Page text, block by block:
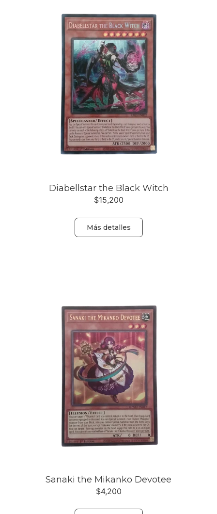
Diabellstar the Black Witch
$15,200
Más detalles
Sanaki the Mikanko Devotee
$4,200